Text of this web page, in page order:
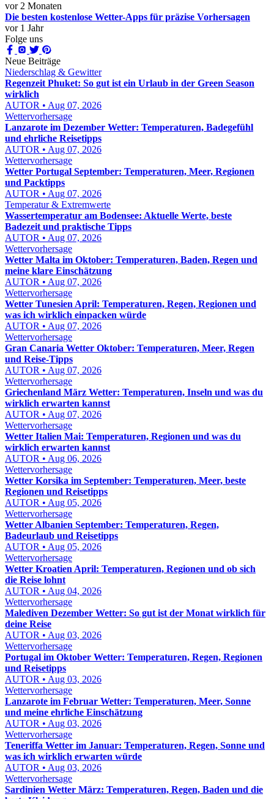
vor 2 Monaten
Die besten kostenlose Wetter-Apps für präzise Vorhersagen
vor 1 Jahr
Folge uns
Neue Beiträge
Niederschlag & Gewitter
Regenzeit Phuket: So gut ist ein Urlaub in der Green Season
wirklich
AUTOR • Aug 07, 2026
Wettervorhersage
Lanzarote im Dezember Wetter: Temperaturen, Badegefühl
und ehrliche Reisetipps
AUTOR • Aug 07, 2026
Wettervorhersage
Wetter Portugal September: Temperaturen, Meer, Regionen
und Packtipps
AUTOR • Aug 07, 2026
Temperatur & Extremwerte
Wassertemperatur am Bodensee: Aktuelle Werte, beste
Badezeit und praktische Tipps
AUTOR • Aug 07, 2026
Wettervorhersage
Wetter Malta im Oktober: Temperaturen, Baden, Regen und
meine klare Einschätzung
AUTOR • Aug 07, 2026
Wettervorhersage
Wetter Tunesien April: Temperaturen, Regen, Regionen und
was ich wirklich einpacken würde
AUTOR • Aug 07, 2026
Wettervorhersage
Gran Canaria Wetter Oktober: Temperaturen, Meer, Regen
und Reise-Tipps
AUTOR • Aug 07, 2026
Wettervorhersage
Griechenland März Wetter: Temperaturen, Inseln und was du
wirklich erwarten kannst
AUTOR • Aug 07, 2026
Wettervorhersage
Wetter Italien Mai: Temperaturen, Regionen und was du
wirklich erwarten kannst
AUTOR • Aug 06, 2026
Wettervorhersage
Wetter Korsika im September: Temperaturen, Meer, beste
Regionen und Reisetipps
AUTOR • Aug 05, 2026
Wettervorhersage
Wetter Albanien September: Temperaturen, Regen,
Badeurlaub und Reisetipps
AUTOR • Aug 05, 2026
Wettervorhersage
Wetter Kroatien April: Temperaturen, Regionen und ob sich
die Reise lohnt
AUTOR • Aug 04, 2026
Wettervorhersage
Malediven Dezember Wetter: So gut ist der Monat wirklich für
deine Reise
AUTOR • Aug 03, 2026
Wettervorhersage
Portugal im Oktober Wetter: Temperaturen, Regen, Regionen
und Reisetipps
AUTOR • Aug 03, 2026
Wettervorhersage
Lanzarote im Februar Wetter: Temperaturen, Meer, Sonne
und meine ehrliche Einschätzung
AUTOR • Aug 03, 2026
Wettervorhersage
Teneriffa Wetter im Januar: Temperaturen, Regen, Sonne und
was ich wirklich erwarten würde
AUTOR • Aug 03, 2026
Wettervorhersage
Sardinien Wetter März: Temperaturen, Regen, Baden und die